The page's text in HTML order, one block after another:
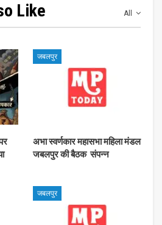
All
Like
जबलपुर
अभा स्वर्णकार महासभा महिला मंडल
जबलपुर की बैठक संपन्न
जबलपुर